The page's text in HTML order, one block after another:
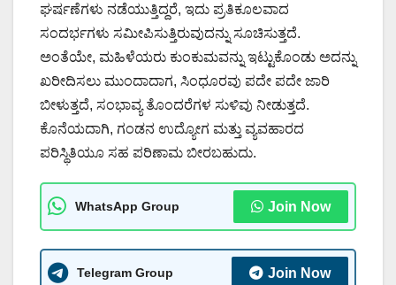
ಘರ್ಷಣೆಗಳು ನಡೆಯುತ್ತಿದ್ದರೆ, ಇದು ಪ್ರತಿಕೂಲವಾದ
ಸಂದರ್ಭಗಳು ಸಮೀಪಿಸುತ್ತಿರುವುದನ್ನು ಸೂಚಿಸುತ್ತದೆ.
ಅಂತೆಯೇ, ಮಹಿಳೆಯರು ಕುಂಕುಮವನ್ನು ಇಟ್ಟುಕೊಂಡು ಅದನ್ನು
ಖರೀದಿಸಲು ಮುಂದಾದಾಗ, ಸಿಂಧೂರವು ಪದೇ ಪದೇ ಜಾರಿ
ಬೀಳುತ್ತದೆ, ಸಂಭಾವ್ಯ ತೊಂದರೆಗಳ ಸುಳಿವು ನೀಡುತ್ತದೆ.
ಕೊನೆಯದಾಗಿ, ಗಂಡನ ಉದ್ಯೋಗ ಮತ್ತು ವ್ಯವಹಾರದ
ಪರಿಸ್ಥಿತಿಯೂ ಸಹ ಪರಿಣಾಮ ಬೀರಬಹುದು.
WhatsApp Group Join Now
Telegram Group Join Now